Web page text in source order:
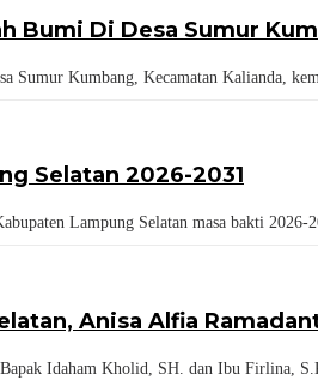
Bumi Di Desa Sumur
Sumur Kumbang, Kecamatan Kalianda,
Selatan 2026-2031
Lampung Selatan masa bakti
Anisa Alfia
Idaham Kholid, SH. dan Ibu Firlina,